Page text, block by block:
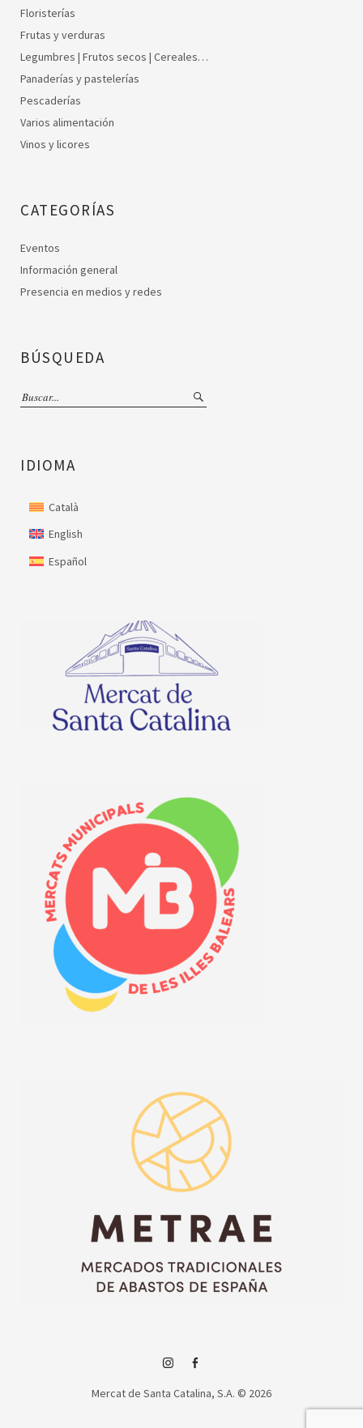
Floristerías
Frutas y verduras
Legumbres | Frutos secos | Cereales…
Panaderías y pastelerías
Pescaderías
Varios alimentación
Vinos y licores
CATEGORÍAS
Eventos
Información general
Presencia en medios y redes
BÚSQUEDA
IDIOMA
Català
English
Español
InstagramFacebook
Mercat de Santa Catalina, S.A. © 2026